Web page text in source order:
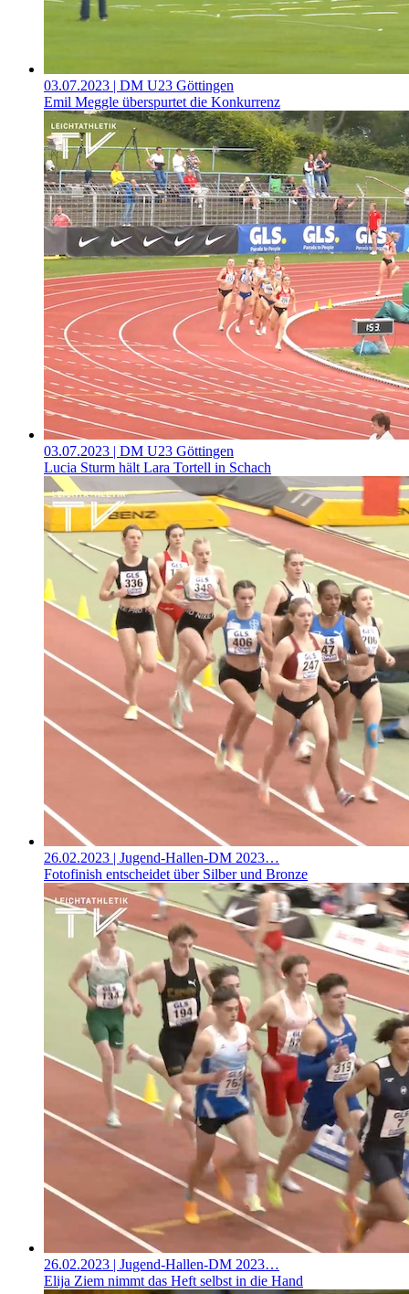
03.07.2023 | DM U23 Göttingen
Emil Meggle überspurtet die Konkurrenz
03.07.2023 | DM U23 Göttingen
Lucia Sturm hält Lara Tortell in Schach
26.02.2023 | Jugend-Hallen-DM 2023…
Fotofinish entscheidet über Silber und Bronze
26.02.2023 | Jugend-Hallen-DM 2023…
Elija Ziem nimmt das Heft selbst in die Hand